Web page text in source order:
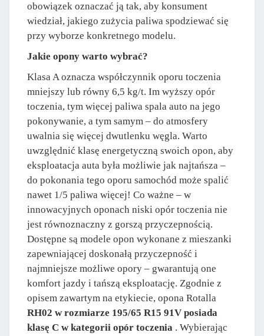
obowiązek oznaczać ją tak, aby konsument
wiedział, jakiego zużycia paliwa spodziewać się
przy wyborze konkretnego modelu.
Jakie opony warto wybrać?
Klasa A oznacza współczynnik oporu toczenia
mniejszy lub równy 6,5 kg/t. Im wyższy opór
toczenia, tym więcej paliwa spala auto na jego
pokonywanie, a tym samym – do atmosfery
uwalnia się więcej dwutlenku węgla. Warto
uwzględnić klasę energetyczną swoich opon, aby
eksploatacja auta była możliwie jak najtańsza –
do pokonania tego oporu samochód może spalić
nawet 1/5 paliwa więcej! Co ważne – w
innowacyjnych oponach niski opór toczenia nie
jest równoznaczny z gorszą przyczepnością.
Dostępne są modele opon wykonane z mieszanki
zapewniającej doskonałą przyczepność i
najmniejsze możliwe opory – gwarantują one
komfort jazdy i tańszą eksploatację. Zgodnie z
opisem zawartym na etykiecie, opona Rotalla
RH02 w rozmiarze 195/65 R15 91V posiada
klasę C w kategorii opór toczenia . Wybierając